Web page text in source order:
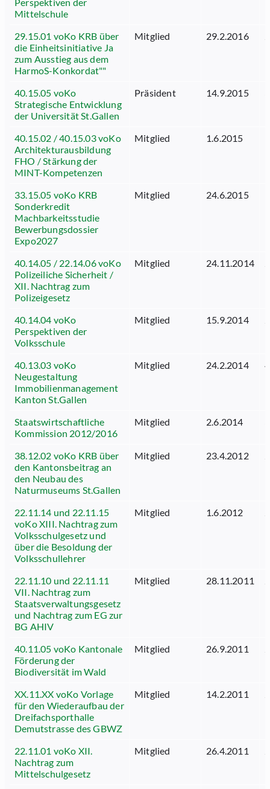
Mittelschule
29.15.01 voKo KRB über
die Einheitsinitiative Ja
zum Ausstieg aus dem
HarmoS-Konkordat""
Mitglied 29.2.2016
40.15.05 voKo
Strategische Entwicklung
der Universität St.Gallen
Präsident 14.9.2015
40.15.02 / 40.15.03 voKo
Architekturausbildung
FHO / Stärkung der
MINT-Kompetenzen
Mitglied 1.6.2015
33.15.05 voKo KRB
Sonderkredit
Machbarkeitsstudie
Bewerbungsdossier
Expo2027
Mitglied 24.6.2015
40.14.05 / 22.14.06 voKo
Polizeiliche Sicherheit /
XII. Nachtrag zum
Polizeigesetz
Mitglied 24.11.2014
40.14.04 voKo
Perspektiven der
Volksschule
Mitglied 15.9.2014
40.13.03 voKo
Neugestaltung
Immobilienmanagement
Kanton St.Gallen
Mitglied 24.2.2014
Staatswirtschaftliche
Kommission 2012/2016
Mitglied 2.6.2014
38.12.02 voKo KRB über
den Kantonsbeitrag an
den Neubau des
Naturmuseums St.Gallen
Mitglied 23.4.2012
22.11.14 und 22.11.15
voKo XIII. Nachtrag zum
Volksschulgesetz und
über die Besoldung der
Volksschullehrer
Mitglied 1.6.2012
22.11.10 und 22.11.11
VII. Nachtrag zum
Staatsverwaltungsgesetz
und Nachtrag zum EG zur
BG AHIV
Mitglied 28.11.2011
40.11.05 voKo Kantonale
Förderung der
Biodiversität im Wald
Mitglied 26.9.2011
XX.11.XX voKo Vorlage
für den Wiederaufbau der
Dreifachsporthalle
Demutstrasse des GBWZ
Mitglied 14.2.2011
22.11.01 voKo XII.
Nachtrag zum
Mittelschulgesetz
Mitglied 26.4.2011